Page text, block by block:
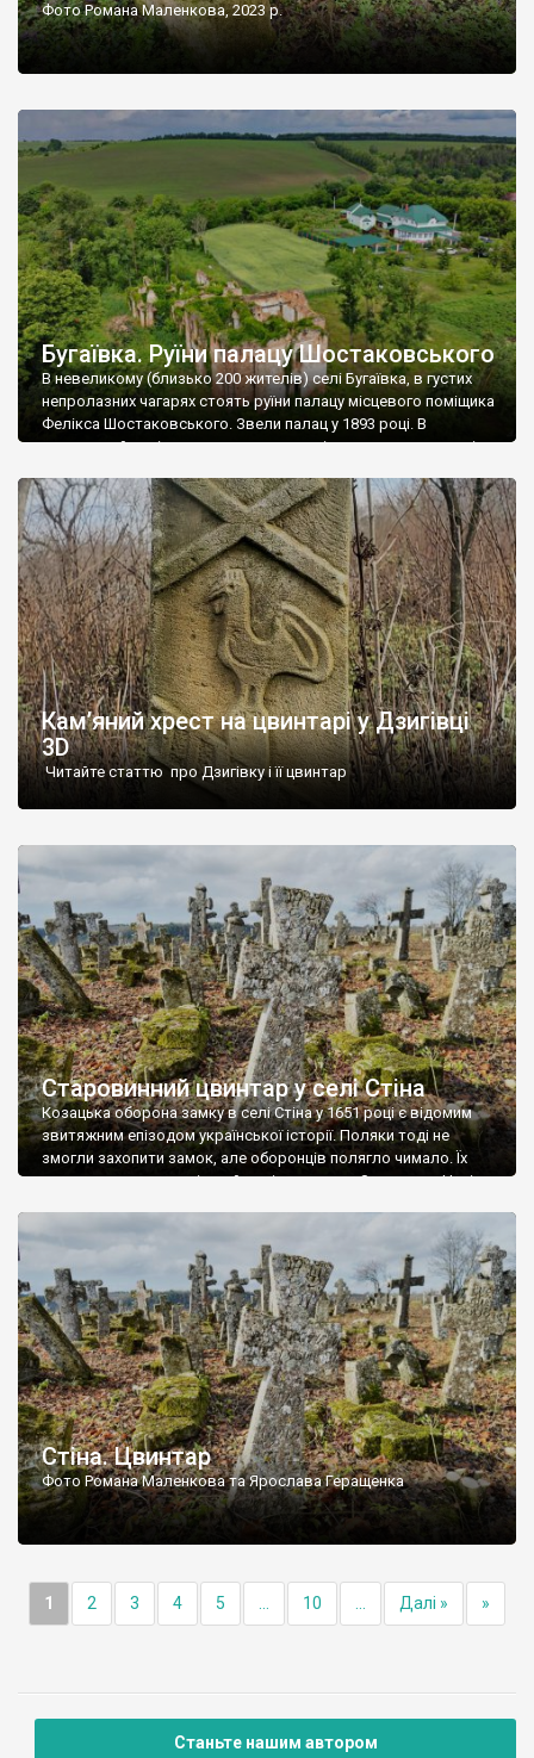
Фото Романа Маленкова, 2023 р.
Бугаївка. Руїни палацу Шостаковського
В невеликому (близько 200 жителів) селі Бугаївка, в густих
непролазних чагарях стоять руїни палацу місцевого поміщика
Фелікса Шостаковського. Звели палац у 1893 році. В
радянський період у ньому спочатку містилася школа, потім
століття тут розмістили туберкульозну лікарню. Коли із
палацу виїхала лікарня – ми точно не […]
Кам’яний хрест на цвинтарі у Дзигівці
3D
Читайте статтю про Дзигівку і її цвинтар
Старовинний цвинтар у селі Стіна
Козацька оборона замку в селі Стіна у 1651 році є відомим
звитяжним епізодом української історії. Поляки тоді не
змогли захопити замок, але оборонців полягло чимало. Їх
поховали на цвинтарі, який тоді називався Замковим. Нині на
ньому чимало хрестів 19 століття, є такі, де епітафії стер […]
Стіна. Цвинтар
Фото Романа Маленкова та Ярослава Геращенка
1 2 3 4 5 10 Далі » »
Станьте нашим автором